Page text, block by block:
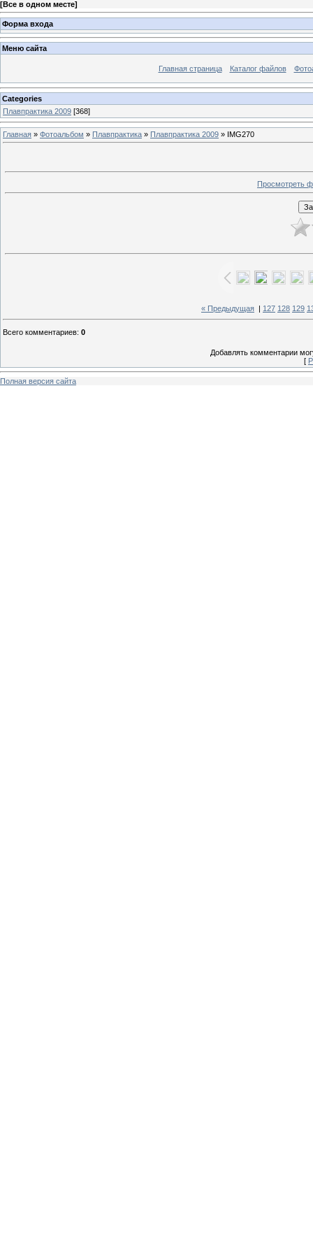
[Все в одном месте]
Форма входа
Меню сайта
Главная страница Каталог файлов
Categories
Плавпрактика 2009 [368]
Главная » Фотоальбом » Плавпрактика » Плавпрактика 2009 » IMG270
Просмотреть
« Предыдущая 127 128 129
Всего комментариев: 0
Добавлять комментарии
[
Полная версия сайта